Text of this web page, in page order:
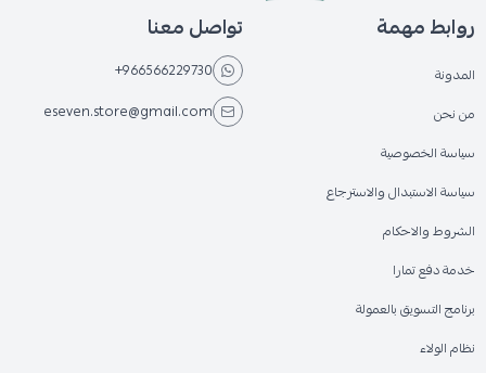
روابط مهمة
المدونة
من نحن
سياسة الخصوصية
سياسة الاستبدال والاسترجاع
الشروط والاحكام
خدمة دفع تمارا
برنامج التسويق بالعمولة
نظام الولاء
تواصل معنا
+966566229730
eseven.store@gmail.com